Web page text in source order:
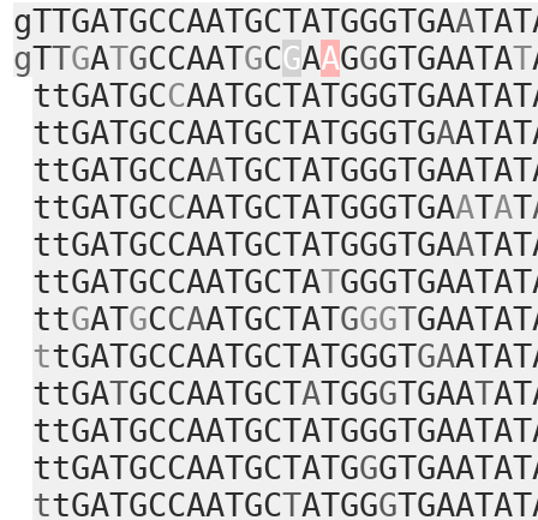
gTTGATGCCAATGCTATGGGTGAA
gTTGATGCCAATGCGAAGGGTGAATAT
ttGATGCC
ttGATGCCAATGCTATGGGTGA
ttGATGCCAA
ttGATGCCAATGCTATGGGTGAATAT
ttGATGCCAATGCTATGGGTGAA
ttGATGCCAATGCTAT
ttGATGCCAATGCTATGGGT
ttGATGCCAATGCTATGGGTGA
ttGATGCCAATGCTATGGGTGAAT
ttGATGCCAATGCTATGG
ttGATGCCAATGCTATGGG